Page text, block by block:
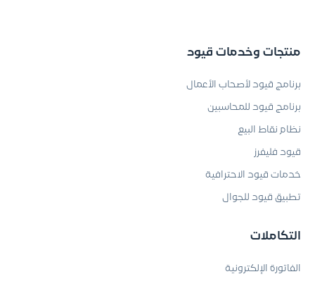
منتجات وخدمات قيود
برنامج قيود لأصحاب الأعمال
برنامج قيود للمحاسبين
نظام نقاط البيع
قيود فليفرز
خدمات قيود الاحترافية
تطبيق قيود للجوال
التكاملات
الفاتورة الإلكترونية